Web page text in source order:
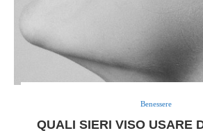
Benessere
QUALI SIERI VISO USARE